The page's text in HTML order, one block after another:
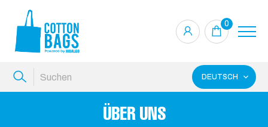
0
DEUTSCH
ÜBER UNS